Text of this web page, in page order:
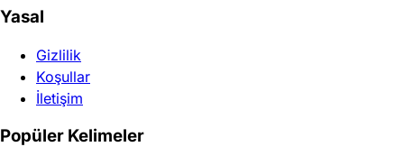
Yasal
Gizlilik
Koşullar
İletişim
Popüler Kelimeler